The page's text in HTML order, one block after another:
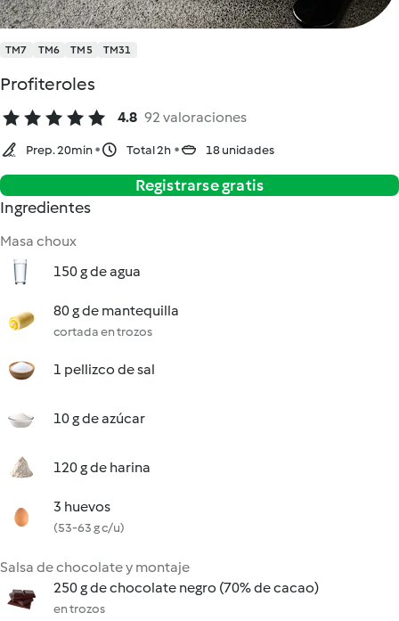
TM7 TM6 TM5 TM31
Profiteroles
4.8 92 valoraciones
Prep. 20min Total 2h 18 unidades
Registrarse gratis
Ingredientes
Masa choux
150 g de agua
80 g de mantequilla
cortada en trozos
1 pellizco de sal
10 g de azúcar
120 g de harina
3 huevos
(53-63 g c/u)
Salsa de chocolate y montaje
250 g de chocolate negro (70% de cacao)
en trozos